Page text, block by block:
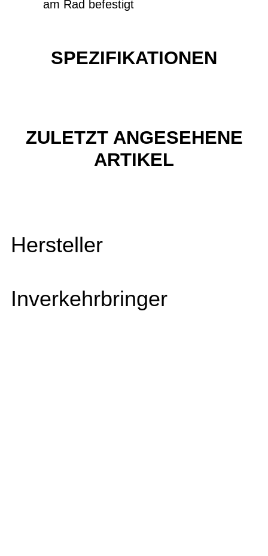
am Rad befestigt
SPEZIFIKATIONEN
ZULETZT ANGESEHENE
ARTIKEL
Hersteller
Inverkehrbringer